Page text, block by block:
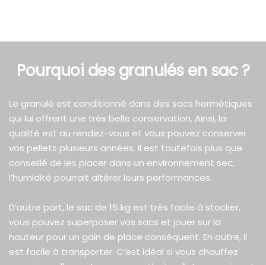
Pourquoi des granulés en sac ?
Le granulé est conditionné dans des sacs hermétiques
qui lui offrent une très belle conservation. Ainsi, la
qualité est au rendez-vous et vous pouvez conserver
vos pellets plusieurs années. Il est toutefois plus que
conseillé de les placer dans un environnement sec,
l’humidité pourrait altérer leurs performances.
D’autre part, le sac de 15 kg est très facile à stocker,
vous pouvez superposer vos sacs et jouer sur la
hauteur pour un gain de place conséquent. En outre, il
est facile à transporter. C’est idéal si vous chauffez